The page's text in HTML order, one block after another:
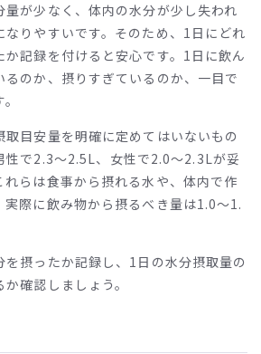
量が少なく、体内の水分が少し失われ
なりやすいです。そのため、1日にどれ
か記録を付けると安心です。1日に飲ん
るのか、摂りすぎているのか、一目で
目安量を明確に定めてはいないもの
性で2.3～2.5L、女性で2.0～2.3Lが妥
れらは食事から摂れる水や、体内で作
実際に飲み物から摂るべき量は1.0～1.
摂ったか記録し、1日の水分摂取量の
確認しましょう。